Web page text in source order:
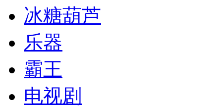
冰糖葫芦
乐器
霸王
电视剧